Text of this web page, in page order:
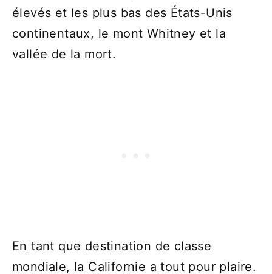
élevés et les plus bas des États-Unis
continentaux, le mont Whitney et la
vallée de la mort.
En tant que destination de classe
mondiale, la Californie a tout pour plaire.